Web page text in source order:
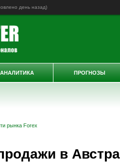
день назад)
рынка Forex
в
АНАЛИТИКА ПРОГНОЗЫ